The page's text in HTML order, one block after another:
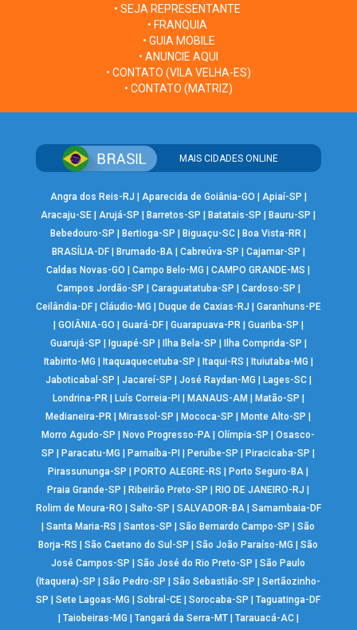
• SEJA REPRESENTANTE
• FRANQUIA
• GUIA MOBILE
• ANUNCIE AQUI
• CONTATO (VILA VELHA-ES)
• CONTATO (MATRIZ)
MAIS CIDADES ONLINE
Angra dos Reis-RJ Aparecida de Goiânia-GO Apiaí-SP
Aracaju-SE |Arujá-SP Barretos-SP Batatais-SP Bauru-SP
Bebedouro-SP
Bertioga-SP Biguaçu-SC Boa Vista-RR
BRASÍLIA-DF| Brumado-BA| Cabreúva-SP Cajamar-SP
Caldas Novas-GO
|Campo Belo-MG |CAMPO GRANDE-MS
Campos Jordão-SP
Caraguatatuba-SP Cardoso-SP
Ceilândia-DF| Cláudio-MG Duque de Caxias-RJ
Garanhuns-PE
GOIÂNIA-GO Guará-DF| Guarapuava-PR| Guariba-SP
Guarujá-SP
Iguapé-SP Ilha Bela-SP Ilha Comprida-SP
Itabirito-MG
Itaquaquecetuba-SP Itaqui-RS Ituiutaba-MG
Jaboticabal-SP
Jacareí-SP José Raydan-MG Lages-SC|
Londrina-PR| Luís Correia-PI MANAUS-AM Matão-SP
Medianeira-PR
Mirassol-SP Mococa-SP Monte Alto-SP
Morro Agudo-SP
Novo Progresso-PA |Olímpia-SP |Osasco-
SP
Paracatu-MG Parnaíba-PI Peruíbe-SP Piracicaba-SP
Pirassununga-SP
PORTO ALEGRE-RS Porto Seguro-BA
Praia Grande-SP
Ribeirão Preto-SP RIO DE JANEIRO-RJ
Rolim de Moura-RO
Salto-SP SALVADOR-BA| Samambaia-DF
|Santa Maria-RS |Santos-SP |São Bernardo Campo-SP |São
Borja-RS
|São Caetano do Sul-SP |São João Paraíso-MG |São
José Campos-SP
|São José do Rio Preto-SP |São Paulo
(Itaquera)-SP
|São Pedro-SP |São Sebastião-SP |Sertãozinho-
SP
|Sete Lagoas-MG |Sobral-CE |Sorocaba-SP |Taguatinga-DF
Taiobeiras-MG Tangará da Serra-MT| Tarauacá-AC|